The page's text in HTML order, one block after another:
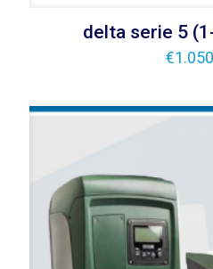
delta serie 5
€